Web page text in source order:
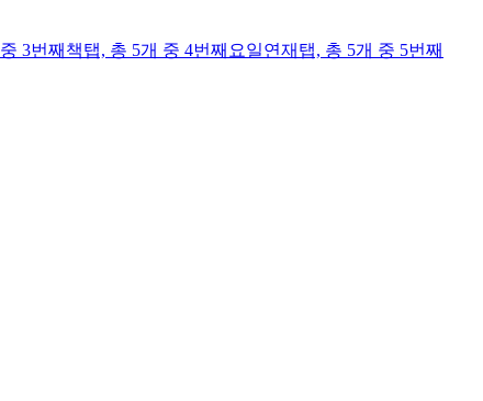
3번째 책탭, 총 5개 중 4번째 요일연재 탭, 총 5개 중 5번째